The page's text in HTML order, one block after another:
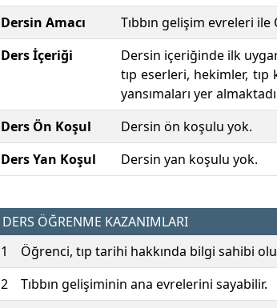
Dersin Amacı
Tıbbın gelişim evreleri ile
Ders İçeriği
Dersin içeriğinde ilk
tıp eserleri, hekimler,
yansımaları yer
Ders Ön Koşul
Dersin ön koşulu yok.
Ders Yan Koşul
Dersin yan koşulu yok.
DERS ÖĞRENME KAZANIMLARI
1
Öğrenci, tıp tarihi hakkında bilgi sahibi
2
Tıbbın gelişiminin ana evrelerini sayabilir.